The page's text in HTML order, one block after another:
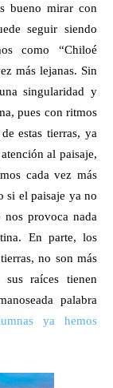
bueno mirar con
seguir siendo
como “Chiloé
más lejanas. Sin
singularidad y
pues con ritmos
estas tierras, ya
al paisaje,
cada vez más
si el paisaje ya no
provoca nada
En parte, los
no son más
raíces tienen
palabra
ya hemos